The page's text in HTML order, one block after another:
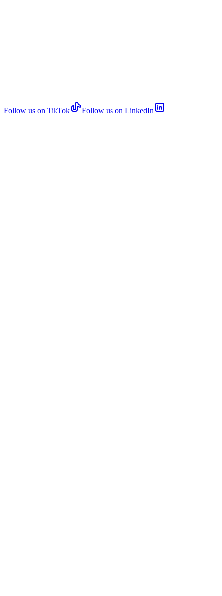
Follow us on TikTok Follow us on LinkedIn